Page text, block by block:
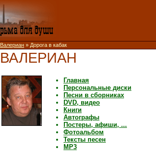
Валериан » Дорога в кабак
ВАЛЕРИАН
Главная
Персональные диски
Песни в сборниках
DVD, видео
Книги
Автографы
Постеры, афиши, ...
Фотоальбом
Тексты песен
MP3